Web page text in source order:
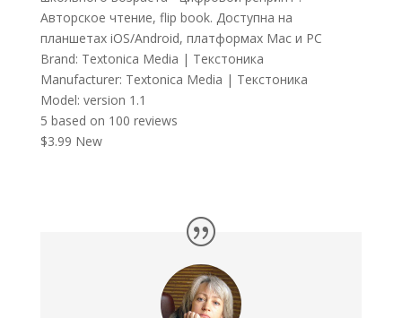
Авторское чтение, flip book. Доступна на
планшетах iOS/Android, платформах Mac и PC
Brand: Textonica Media | Текстоника
Manufacturer: Textonica Media | Текстоника
Model: version 1.1
5 based on 100 reviews
$3.99 New